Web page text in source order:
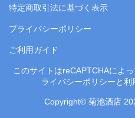
特定商取引法に基づく表示
プライバシーポリシー
ご利用ガイド
このサイトはreCAPTCHAによ
ライバシーポリシー と 利
Copyright© 菊池酒店